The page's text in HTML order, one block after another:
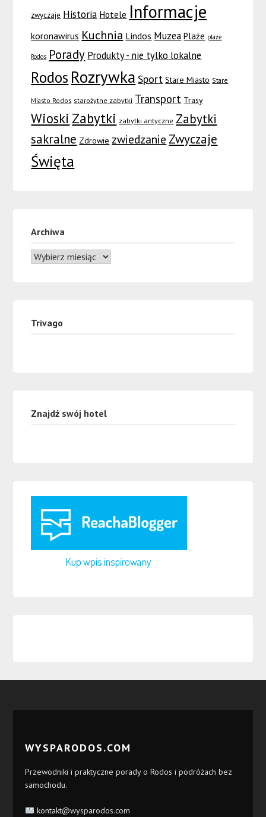
zwyczaje Historia Hotele Informacje
koronawirus Kuchnia Lindos Muzea Plaże plaże
Rodos Porady Produkty - nie tylko lokalne
Rodos Rozrywka Sport Stare Miasto Stare
Miasto Rodos starożytne zabytki Transport Trasy
Wioski Zabytki zabytki antyczne Zabytki
sakralne Zdrowie zwiedzanie Zwyczaje
Święta
Archiwa
Trivago
Znajdź swój hotel
WYSPARODOS.COM
Przewodniki i praktyczne porady o Rodos i podróżach bez
samochodu.
kontakt@wysparodos.com